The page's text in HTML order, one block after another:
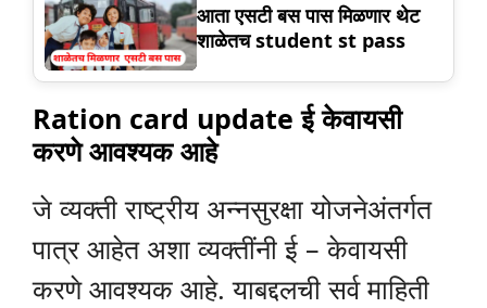
आता एसटी बस पास मिळणार थेट
शाळेतच student st pass
Ration card update ई केवायसी
करणे आवश्यक आहे
जे व्यक्ती राष्ट्रीय अन्नसुरक्षा योजनेअंतर्गत
पात्र आहेत अशा व्यक्तींनी ई – केवायसी
करणे आवश्यक आहे. याबद्दलची सर्व माहिती